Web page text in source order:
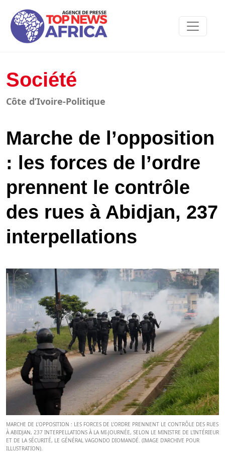
Société
Côte d’Ivoire-Politique
Marche de l’opposition
: les forces de l’ordre
prennent le contrôle
des rues à Abidjan, 237
interpellations
MARCHE DE L’OPPOSITION : LES FORCES DE L’ORDRE PRENNENT LE CONTRÔLE DES RUES
À ABIDJAN, 237 INTERPELLATIONS À LA MI-JOURNÉE, SELON LE MINISTRE DE L'INTÉRIEUR
ET DE LA SÉCURITÉ, LE GÉNÉRAL VAGONDO DIOMANDÉ. (IMAGE D'ARCHIVE POUR
ILLUSTRATION).